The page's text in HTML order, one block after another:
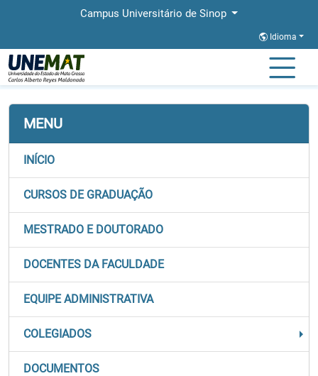
Campus Universitário de Sinop
Idioma
Página Inicial Ensalamento e Horarios
MENU
INÍCIO
CURSOS DE GRADUAÇÃO
MESTRADO E DOUTORADO
DOCENTES DA FACULDADE
EQUIPE ADMINISTRATIVA
COLEGIADOS
DOCUMENTOS